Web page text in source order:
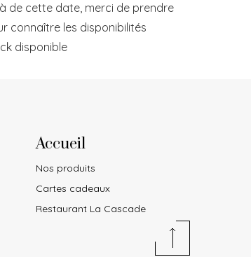
de cette date, merci de prendre
connaître les disponibilités
disponible
Accueil
Nos produits
Cartes cadeaux
Restaurant La Cascade